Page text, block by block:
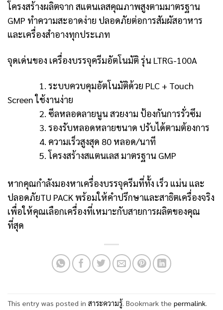
โครงสร้างผลิตจาก สแตนเลสคุณภาพสูงตามมาตรฐาน
GMP ทำความสะอาดง่าย ปลอดภัยต่อการสัมผัสอาหาร
และเครื่องสำอางทุกประเภท
จุดเด่นของ เครื่องบรรจุครีมอัตโนมัติ รุ่น LTRG-100A
1. ระบบควบคุมอัตโนมัติด้วย PLC + Touch
Screen ใช้งานง่าย
2. ซีลหลอดลายนูน สวยงาม ป้องกันการรั่วซึม
3. รองรับหลอดหลายขนาด ปรับได้ตามต้องการ
4. ความเร็วสูงสุด 80 หลอด/นาที
5. โครงสร้างสแตนเลส มาตรฐาน GMP
หากคุณกำลังมองหาเครื่องบรรจุครีมที่ทั้ง เร็ว แม่น และ
ปลอดภัยTU PACK พร้อมให้คำปรึกษาและสาธิตเครื่องจริง
เพื่อให้คุณเลือกเครื่องที่เหมาะกับสายการผลิตของคุณ
ที่สุด
This entry was posted in สาระความรู้. Bookmark the permalink.